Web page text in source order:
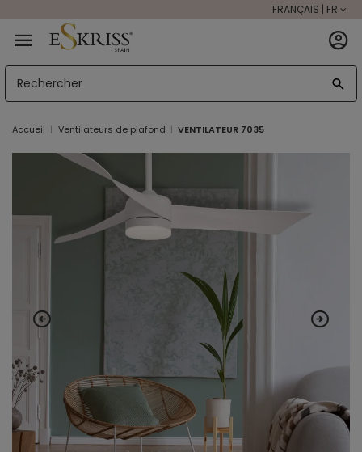
FRANÇAIS | FR
Accueil Ventilateurs de plafond VENTILATEUR 7035